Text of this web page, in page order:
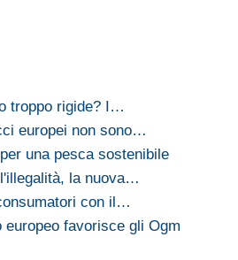
troppo rigide? I…
europei non sono…
una pesca sostenibile
la nuova…
con il…
favorisce gli Ogm